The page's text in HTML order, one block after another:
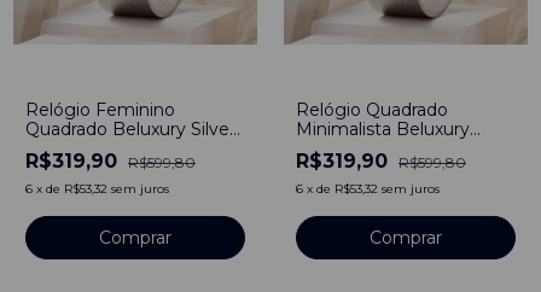
Relógio Feminino
Quadrado Beluxury Silver
Delicado Flower Aço
Inoxidável 40mm
R$319,90 R$599,80
6 x de R$53,32 sem juros
Comprar
Relógio Quadrado
Minimalista Beluxury
Silver Match Bewatch
Aço Inoxidável 40mm
R$319,90 R$599,80
6 x de R$53,32 sem juros
Comprar